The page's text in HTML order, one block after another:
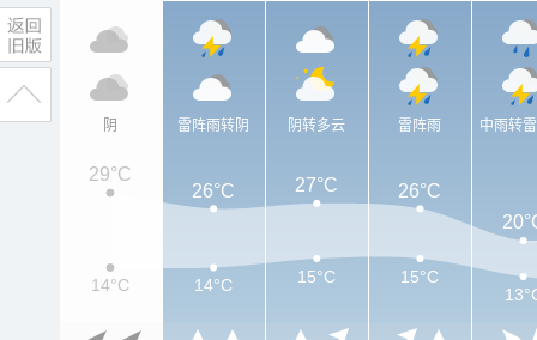
阴 雷阵雨转阴 阴转多云 雷阵雨 中雨转
29°C
26°C 27°C 26°C
14°C 14°C 15°C
15°C